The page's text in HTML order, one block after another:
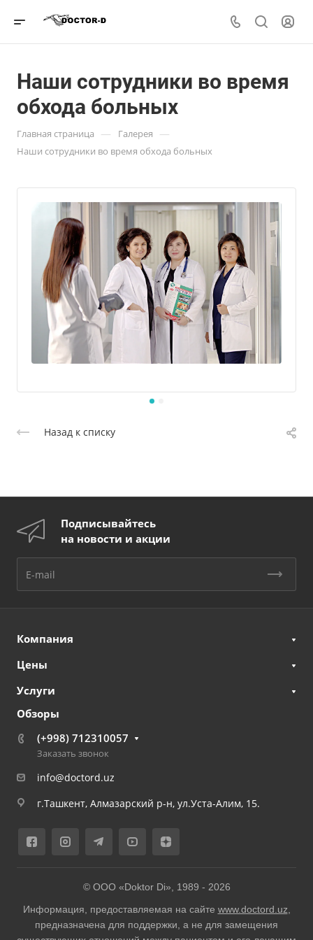
Наши сотрудники во время
обхода больных
Главная страница — Галерея —
Наши сотрудники во время обхода больных
Назад к списку
Подписывайтесь
на новости и акции
Компания
Цены
Услуги
Обзоры
(+998) 712310057
Заказать звонок
info@doctord.uz
г.Ташкент, Алмазарский р-н, ул.Уста-Алим, 15.
© ООО «Doktor Di», 1989 - 2026
Информация, предоставляемая на сайте www.doctord.uz
предназначена для поддержки, а не для замещения